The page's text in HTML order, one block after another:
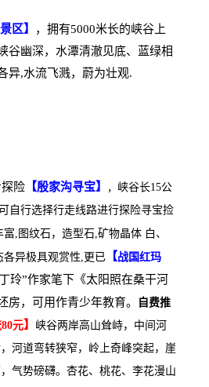
区】
，拥有5000米长的峡谷上
谷幽深，水潭清澈见底、蓝绿相
异,水流飞溅，蔚为壮观.
险 【殷家沟寻宝】 ， 峡谷长15公
可自行选择行走线路进行探险寻宝捡
富, 图纹石，造型石,矿物晶体 白、
各异极具观赏性, 更已 【战国红玛
玲”作家笔下《太阳照在桑干河
房，可用作青少年教育。
自费推
元】 峡谷两岸高山耸峙，中间河
河道弯转狭窄，岭上奇峰突起，崖
气势磅礴。杏花、桃花、李花漫山